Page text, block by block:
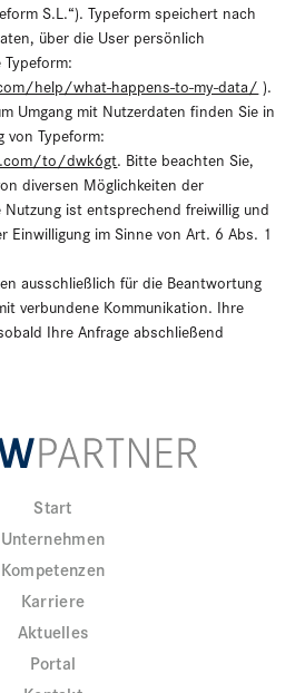
S.L.“). Typeform speichert nach
über die User persönlich
help/what-happens-to-my-data/ ).
Umgang mit Nutzerdaten finden Sie in
von Typeform:
to/dwk6gt. Bitte beachten Sie,
diversen Möglichkeiten der
ist entsprechend freiwillig und
Einwilligung im Sinne von Art. 6 Abs. 1
ausschließlich für die Beantwortung
verbundene Kommunikation. Ihre
Ihre Anfrage abschließend
Start
Unternehmen
Kompetenzen
Karriere
Aktuelles
Portal